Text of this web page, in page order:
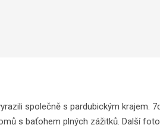
společně s pardubickým krajem.
s baťohem plných zážitků. Další